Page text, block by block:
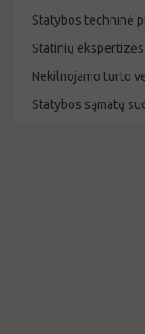
Statybos techninė
Statinių ekspertizės
Nekilnojamo turto
Statybos sąmatų